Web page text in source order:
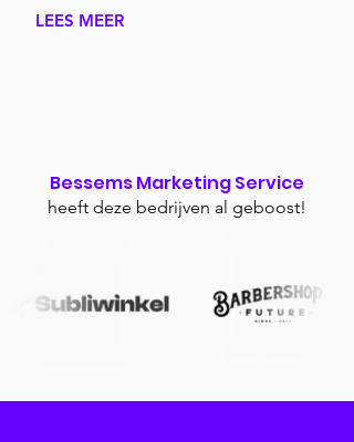
LEES MEER
Bessems Marketing Service
heeft deze bedrijven al geboost!